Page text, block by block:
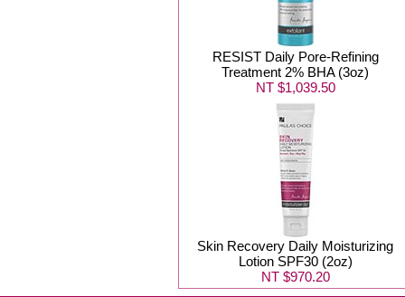
RESIST Daily Pore-Refining
Treatment 2% BHA (3oz)
NT $1,039.50
Skin Recovery Daily Moisturizing
Lotion SPF30 (2oz)
NT $970.20